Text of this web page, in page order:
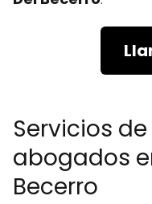
Servicios
abogados
Becerro